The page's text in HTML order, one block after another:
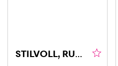
STILVOLL, RUHIG & NATURNAH